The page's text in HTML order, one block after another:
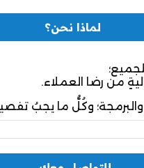
لماذا نحن؟
من رضا العملاء.
والبرمجة؛ وكُلُّ ما يجبُ